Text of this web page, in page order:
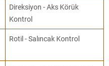
Direksiyon - Aks Körük
Kontrol
Rotil - Salıncak Kontrol